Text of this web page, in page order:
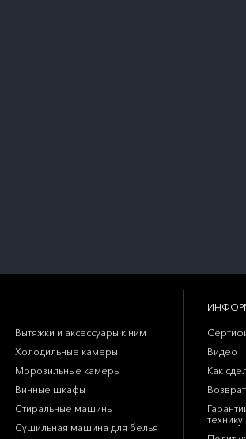
Вытяжки и аксессуары к ним
Холодильные камеры
Морозильные камеры
Винные шкафы
Стиральные машины
Сушильная машина для белья
Видео
Как
технику